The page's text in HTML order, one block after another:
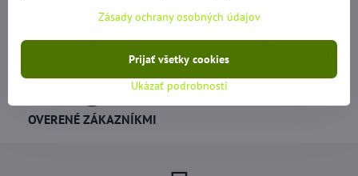
DOPRAVA ZADARMO BEZPEČNÉ NAKUPOVANIE
OVERENÉ ZÁKAZNÍKMI
Zásady ochrany osobných údajov
Ukázať podrobnosti
Prijať všetky cookies